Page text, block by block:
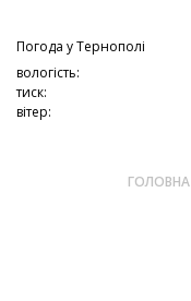
Погода уТернополі
вологість:
тиск:
вітер:
ГОЛОВНА